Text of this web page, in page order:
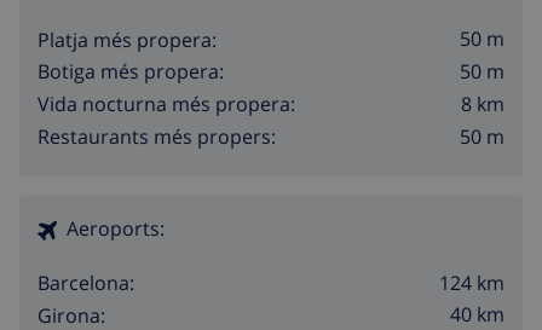
Platja més propera:
50 m
Botiga més propera:
50 m
Vida nocturna més propera:
8 km
Restaurants més propers:
50 m
Aeroports:
Barcelona:
124 km
Girona:
40 km